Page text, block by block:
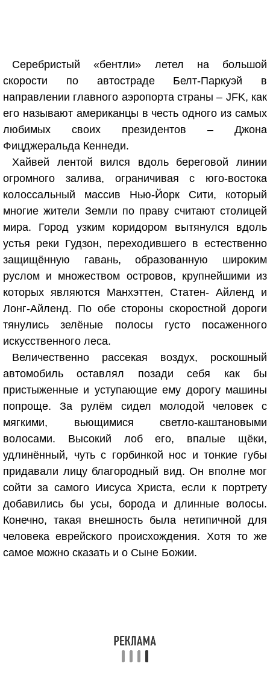
Серебристый «бентли» летел на большой
скорости по автостраде Белт-Паркуэй в
направлении главного аэропорта страны – JFK, как
его называют американцы в честь одного из самых
любимых своих президентов – Джона
Фицджеральда Кеннеди.
Хайвей лентой вился вдоль береговой линии
огромного залива, ограничивая с юго-востока
колоссальный массив Нью-Йорк Сити, который
многие жители Земли по праву считают столицей
мира. Город узким коридором вытянулся вдоль
устья реки Гудзон, переходившего в естественно
защищённую гавань, образованную широким
руслом и множеством островов, крупнейшими из
которых являются Манхэттен, Статен- Айленд и
Лонг-Айленд. По обе стороны скоростной дороги
тянулись зелёные полосы густо посаженного
искусственного леса.
Величественно рассекая воздух, роскошный
автомобиль оставлял позади себя как бы
пристыженные и уступающие ему дорогу машины
попроще. За рулём сидел молодой человек с
мягкими, вьющимися светло-каштановыми
волосами. Высокий лоб его, впалые щёки,
удлинённый, чуть с горбинкой нос и тонкие губы
придавали лицу благородный вид. Он вполне мог
сойти за самого Иисуса Христа, если к портрету
добавились бы усы, борода и длинные волосы.
Конечно, такая внешность была нетипичной для
человека еврейского происхождения. Хотя то же
самое можно сказать и о Сыне Божии.